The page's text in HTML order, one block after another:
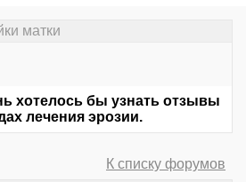
матки
хотелось бы узнать отзывы
лечения эрозии.
К списку форумов